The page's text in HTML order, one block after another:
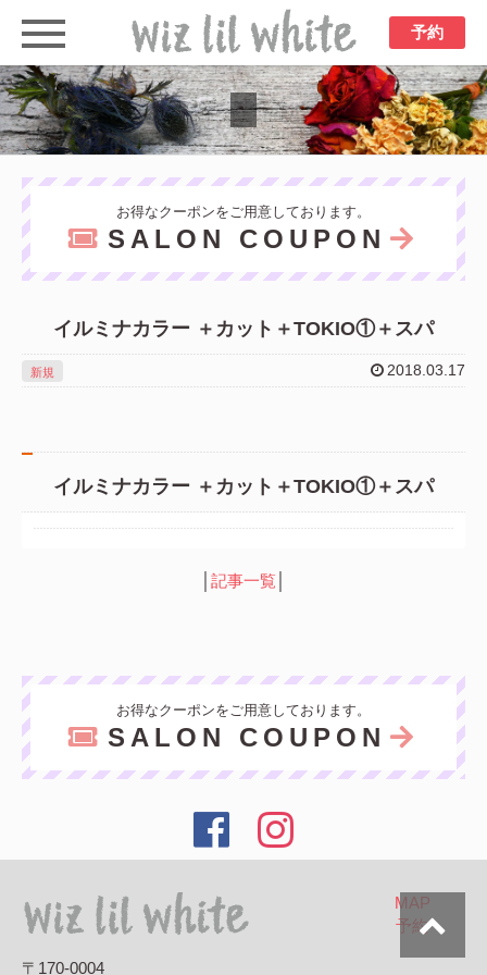
予約
お得なクーポンをご用意しております。
SALON COUPON
イルミナカラー ＋カット＋TOKIO①＋スパ
新規 2018.03.17
イルミナカラー ＋カット＋TOKIO①＋スパ
記事一覧
お得なクーポンをご用意しております。
SALON COUPON
〒170-0004
MAP
予約